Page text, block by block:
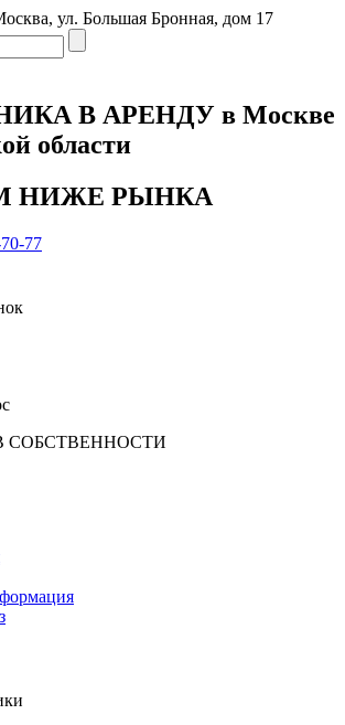
ул. Большая Бронная, дом 17
В АРЕНДУ в Москве
области
НИЖЕ РЫНКА
77
СОБСТВЕННОСТИ